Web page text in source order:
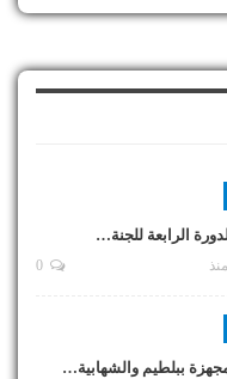
الرابعة للجنة…
منذ